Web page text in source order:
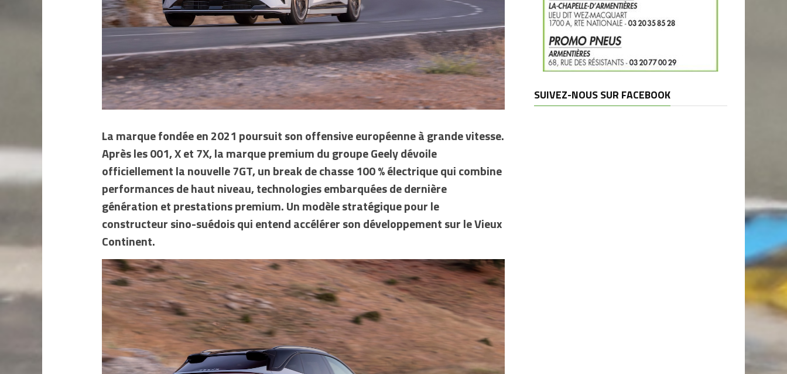
La marque fondée en 2021 poursuit son offensive européenne à grande vitesse.
Après les 001, X et 7X, la marque premium du groupe Geely dévoile
officiellement la nouvelle 7GT, un break de chasse 100 % électrique qui combine
performances de haut niveau, technologies embarquées de dernière
génération et prestations premium. Un modèle stratégique pour le
constructeur sino-suédois qui entend accélérer son développement sur le Vieux
Continent.
SUIVEZ-NOUS SUR FACEBOOK